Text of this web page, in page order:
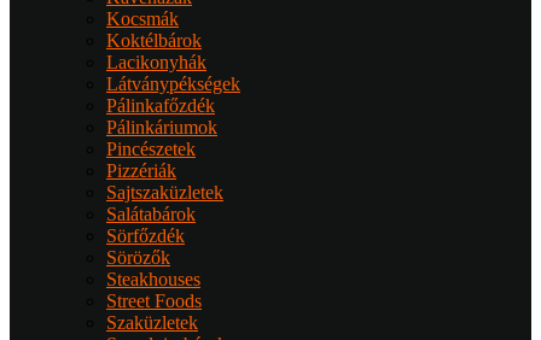
Kocsmák
Koktélbárok
Lacikonyhák
Látványpékségek
Pálinkafőzdék
Pálinkáriumok
Pincészetek
Pizzériák
Sajtszaküzletek
Salátabárok
Sörfőzdék
Sörözők
Steakhouses
Street Foods
Szaküzletek